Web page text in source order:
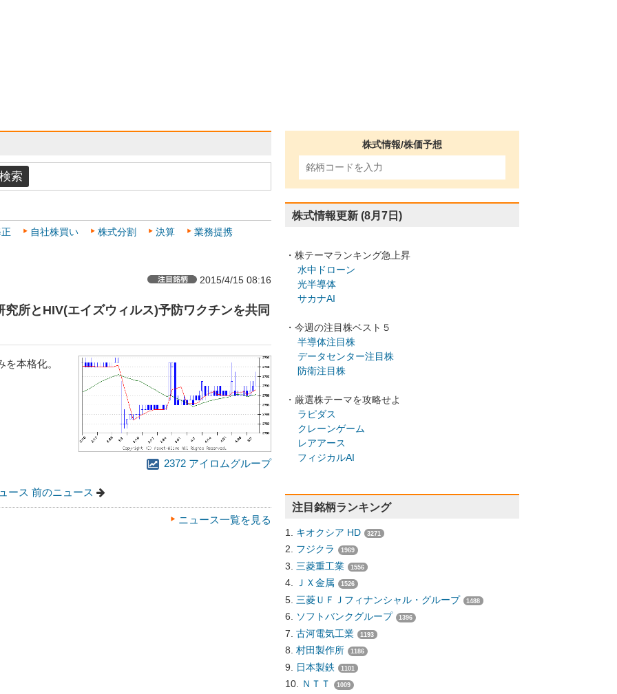
自社株買い 株式分割 決算
業務提携
2015/4/15 08:16
所とHIV(エイズウィルス)予防ワクチンを共同
2372 アイロムグループ
本格化。
ース 前のニュース
ニュース一覧を見る
株式情報/株価予想
株式情報更新 (8月7日)
・株テーマランキング急上昇
水中ドローン
光半導体
サカナAI
・今週の注目株ベスト５
半導体注目株
データセンター注目株
防衛注目株
・厳選株テーマを攻略せよ
ラピダス
クレーンゲーム
レアアース
フィジカルAI
注目銘柄ランキング
キオクシア HD 3271
フジクラ 1969
三菱重工業 1556
ＪＸ金属 1526
三菱ＵＦＪフィナンシャル・グループ 1488
ソフトバンクグループ 1396
古河電気工業 1193
村田製作所 1186
日本製鉄 1101
ＮＴＴ 1009